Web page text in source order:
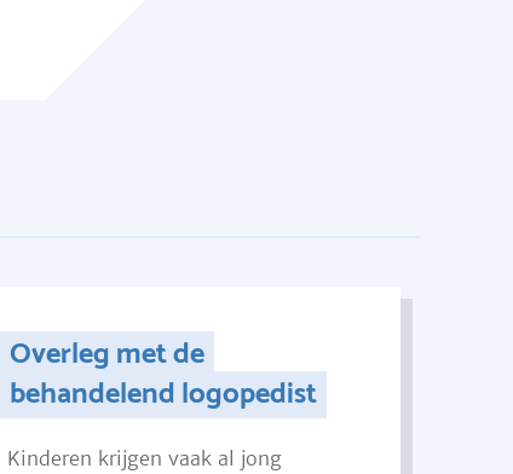
Overleg met de
behandelend logopedist
Kinderen krijgen vaak al jong